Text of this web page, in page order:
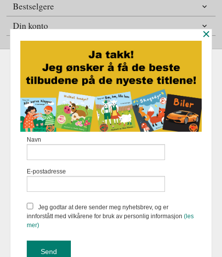
Bestselgere
Din konto
Kjøpsbetingelser Sikkerhet og personvern
Nyhetsbrev
Foretaksregisteret 883 957 652
du får en bedre kjøpsopplevelse og
bruker cookies hovedsaklig til å
hva du har puttet i handlekurven
din. Fortsett å bruke siden som
mer
×
Navn
E-postadresse
Jeg godtar at dere sender meg nyhetsbrev, og er
innforstått med vilkårene for bruk av personlig informasjon(les
mer)